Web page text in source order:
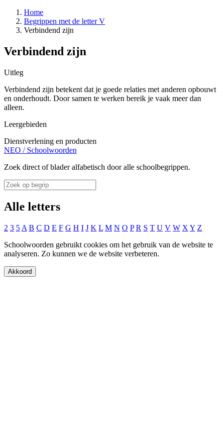
Home
Begrippen met de letter V
Verbindend zijn
Verbindend zijn
Uitleg
Verbindend zijn betekent dat je goede relaties met anderen opbouwt
en onderhoudt. Door samen te werken bereik je vaak meer dan
alleen.
Leergebieden
Dienstverlening en producten
NEO / Schoolwoorden
Zoek direct of blader alfabetisch door alle schoolbegrippen.
Alle letters
2 3 5 A B C D E F G H I J K L M N O P R S T U V W X Y Z
Schoolwoorden gebruikt cookies om het gebruik van de website te
analyseren. Zo kunnen we de website verbeteren.
Akkoord